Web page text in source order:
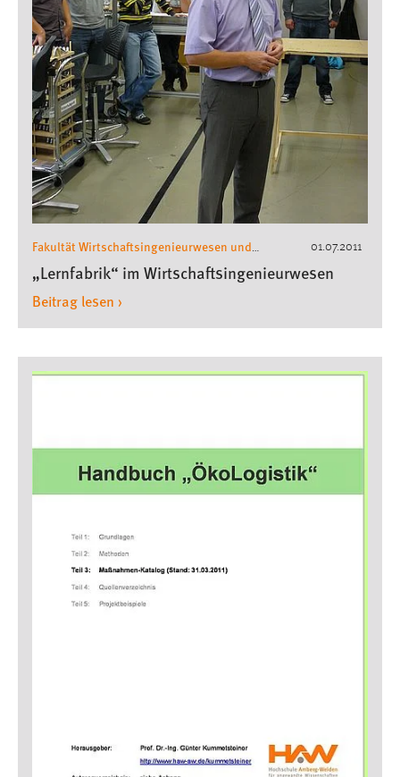
01.07.2011
Fakultät Wirtschaftsingenieurwesen und
Gesundheit
,Wirtschaftsingenieurwesen
„Lernfabrik“ im Wirtschaftsingenieurwesen
Beitrag lesen ›